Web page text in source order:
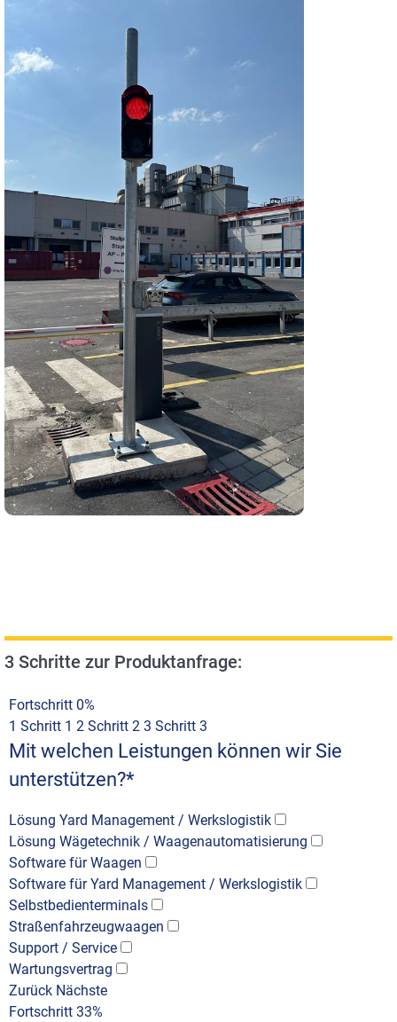
3 Schritte zur Produktanfrage:
Fortschritt 0%
1 Schritt 1 2 Schritt 2 3 Schritt 3
Mit welchen Leistungen können wir Sie
unterstützen?*
Lösung Yard Management / Werkslogistik
Lösung Wägetechnik / Waagenautomatisierung
Software für Waagen
Software für Yard Management / Werkslogistik
Selbstbedienterminals
Straßenfahrzeugwaagen
Support / Service
Wartungsvertrag
Zurück Nächste
Fortschritt 33%